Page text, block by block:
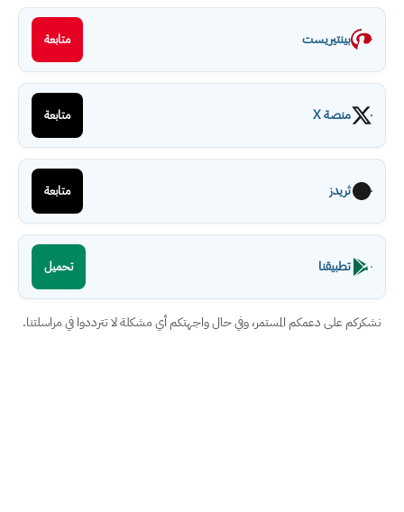
بينتيريست متابعة
منصة X متابعة
ثريدز متابعة
تطبيقنا تحميل
نشكركم على دعمكم المستمر، وفي حال واجهتكم أي مشكلة لا تترددوا في مراسلتنا.